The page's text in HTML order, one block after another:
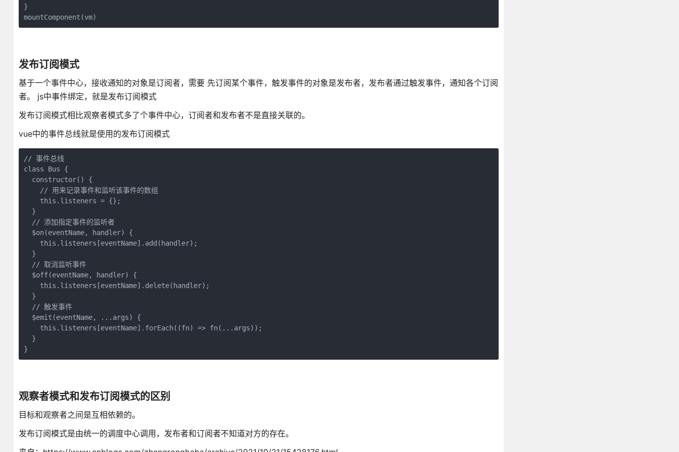
}
mountComponent(vm)
发布订阅模式
基于一个事件中心，接收通知的对象是订阅者，需要 先订阅某个事件，触发事件的对象是发布者，发布者通过触发事件，通知各个订阅
者。 js中事件绑定，就是发布订阅模式
发布订阅模式相比观察者模式多了个事件中心，订阅者和发布者不是直接关联的。
vue中的事件总线就是使用的发布订阅模式
// 事件总线
class Bus {
  constructor() {
    // 用来记录事件和监听该事件的数组
    this.listeners = {};
  }
  // 添加指定事件的监听者
  $on(eventName, handler) {
    this.listeners[eventName].add(handler);
  }
  // 取消监听事件
  $off(eventName, handler) {
    this.listeners[eventName].delete(handler);
  }
  // 触发事件
  $emit(eventName, ...args) {
    this.listeners[eventName].forEach((fn) => fn(...args));
  }
}
观察者模式和发布订阅模式的区别
目标和观察者之间是互相依赖的。
发布订阅模式是由统一的调度中心调用，发布者和订阅者不知道对方的存在。